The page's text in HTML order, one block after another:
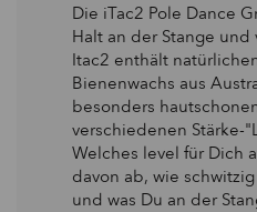
Die iTac2 Pole Dance
Halt an der Stange
Itac2 enthält
Bienenwachs aus
besonders
verschiedenen Stärke-
Welches level für Dich
davon ab, wie
und was Du an der